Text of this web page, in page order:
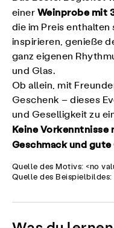
einer Weinprobe mit
die im Preis enthalten
inspirieren, genieße
ganz eigenen
und Glas.
Ob allein, mit
Geschenk – dieses
und Geselligkeit zu
Keine Vorkenntnisse
Geschmack und
Quelle des Motivs: <no
Quelle des Beispielbildes: